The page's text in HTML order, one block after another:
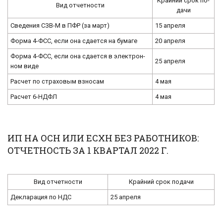
Вид от­чет­но­сти
да­чи
Све­де­ния СЗВ-М в ПФР (за март) 15 ап­ре­ля
Форма 4-ФСС, если она сда­ет­ся на бу­ма­ге 20 ап­ре­ля
Форма 4-ФСС, если она сда­ет­ся в элек­трон­
ном виде
25 ап­ре­ля
Рас­чет по стра­хо­вым взно­сам 4 мая
Рас­чет 6-НД­ФЛ 4 мая
ИП НА ОСН ИЛИ ЕСХН БЕЗ РАБОТНИКОВ:
ОТЧЕТНОСТЬ ЗА 1 КВАРТАЛ 2022 Г.
Вид от­чет­но­сти Край­ний срок по­да­чи
Де­кла­ра­ция по НДС 25 ап­ре­ля